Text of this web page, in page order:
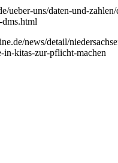
ueber-uns/daten-und-zahlen/
dms.html
news/detail/
in-kitas-zur-pflicht-machen